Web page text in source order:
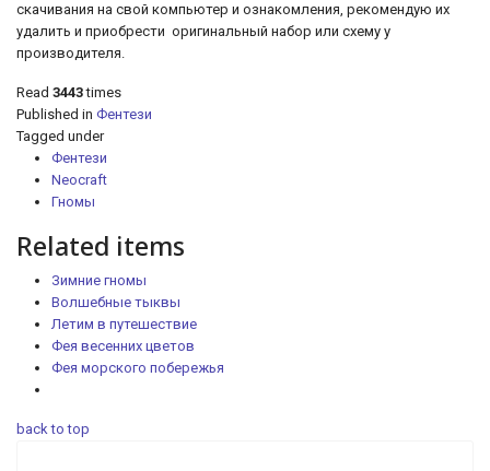
скачивания на свой компьютер и ознакомления, рекомендую их
удалить и приобрести оригинальный набор или схему у
производителя.
Read 3443times
Published in Фентези
Tagged under
Фентези
Neocraft
Гномы
Related items
Зимние гномы
Волшебные тыквы
Летим в путешествие
Фея весенних цветов
Фея морского побережья
back to top